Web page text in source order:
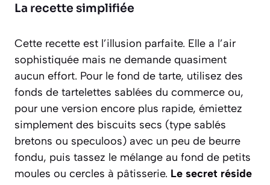
La recette simplifiée
Cette recette est l’illusion parfaite. Elle a l’air
sophistiquée mais ne demande quasiment
aucun effort. Pour le fond de tarte, utilisez des
fonds de tartelettes sablées du commerce ou,
pour une version encore plus rapide, émiettez
simplement des biscuits secs (type sablés
bretons ou speculoos) avec un peu de beurre
fondu, puis tassez le mélange au fond de petits
moules ou cercles à pâtisserie. Le secret réside